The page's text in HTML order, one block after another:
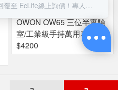
OWON OW65 三位半實驗
室/工業級手持萬用表
$4200
回覆至 EcLife線上詢價！專人服務